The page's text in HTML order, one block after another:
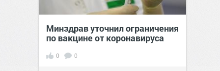
Минздрав уточнил ограничения
по вакцине от коронавируса
0 0